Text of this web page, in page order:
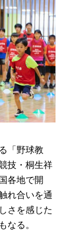
「野球教
技・桐生祥
各地で開
れ合いを通
さを感じた
なる。